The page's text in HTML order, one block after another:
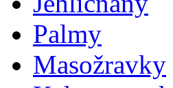
Palmy
Masožravky